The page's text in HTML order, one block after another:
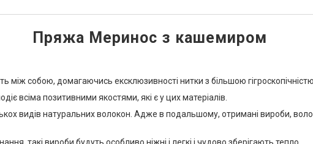
Пряжа Меринос з кашемиром
собою, домагаючись ексклюзивності нитки з більшою гігроскопічністю,
всіма позитивними якостями, які є у цих матеріалів.
видів натуральних волокон. Адже в подальшому, отримані вироби,